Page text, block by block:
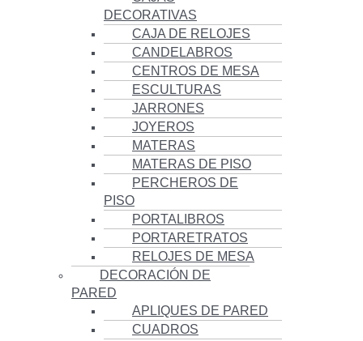
DECORATIVAS
CAJA DE RELOJES
CANDELABROS
CENTROS DE MESA
ESCULTURAS
JARRONES
JOYEROS
MATERAS
MATERAS DE PISO
PERCHEROS DE
PISO
PORTALIBROS
PORTARETRATOS
RELOJES DE MESA
DECORACIÓN DE
PARED
APLIQUES DE PARED
CUADROS